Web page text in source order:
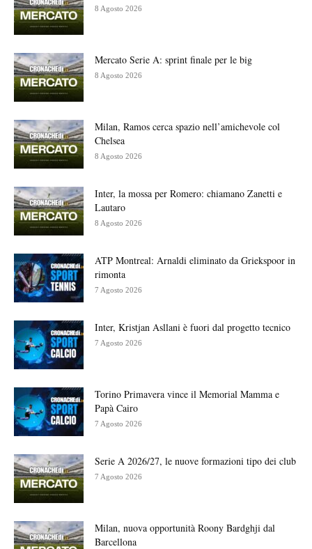
8 Agosto 2026
Mercato Serie A: sprint finale per le big
8 Agosto 2026
Milan, Ramos cerca spazio nell’amichevole col
Chelsea
8 Agosto 2026
Inter, la mossa per Romero: chiamano Zanetti e
Lautaro
8 Agosto 2026
ATP Montreal: Arnaldi eliminato da Griekspoor in
rimonta
7 Agosto 2026
Inter, Kristjan Asllani è fuori dal progetto tecnico
7 Agosto 2026
Torino Primavera vince il Memorial Mamma e
Papà Cairo
7 Agosto 2026
Serie A 2026/27, le nuove formazioni tipo dei club
7 Agosto 2026
Milan, nuova opportunità Roony Bardghji dal
Barcellona